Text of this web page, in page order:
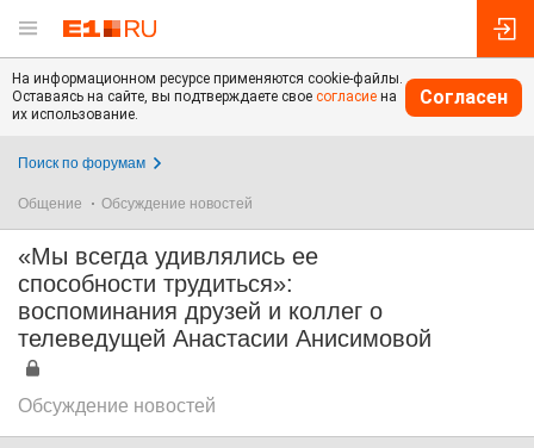
На информационном ресурсе применяются cookie-файлы.
Оставаясь на сайте, вы подтверждаете свое согласие на
их использование.
Согласен
Поиск по форумам
Общение Обсуждение новостей
«Мы всегда удивлялись ее
способности трудиться»:
воспоминания друзей и коллег о
телеведущей Анастасии Анисимовой
Обсуждение новостей